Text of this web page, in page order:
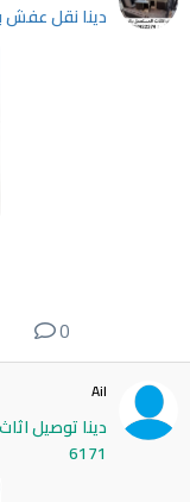
دينا نقل عفش
0
Ail
6171